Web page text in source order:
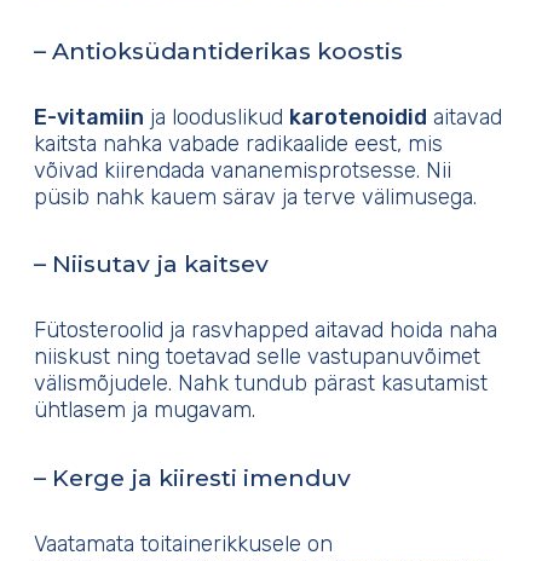
– Antioksüdantiderikas koostis
E-vitamiin ja looduslikud karotenoidid aitavad
kaitsta nahka vabade radikaalide eest, mis
võivad kiirendada vananemisprotsesse. Nii
püsib nahk kauem särav ja terve välimusega.
– Niisutav ja kaitsev
Fütosteroolid ja rasvhapped aitavad hoida naha
niiskust ning toetavad selle vastupanuvõimet
välismõjudele. Nahk tundub pärast kasutamist
ühtlasem ja mugavam.
– Kerge ja kiiresti imenduv
Vaatamata toitainerikkusele on